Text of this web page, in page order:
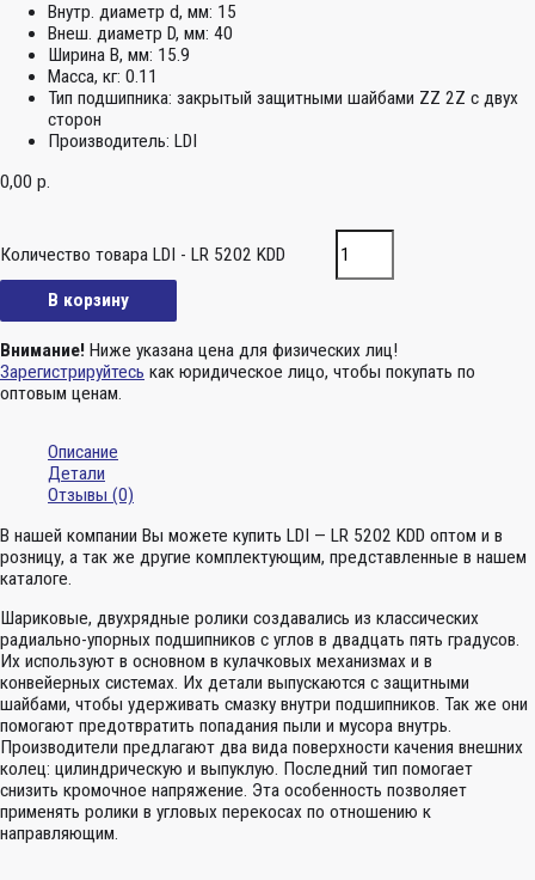
Внутр. диаметр d, мм: 15
Внеш. диаметр D, мм: 40
Ширина B, мм: 15.9
Масса, кг: 0.11
Тип подшипника: закрытый защитными шайбами ZZ 2Z c двух
сторон
Производитель: LDI
0,00 р.
Количество товара LDI - LR 5202 KDD
В корзину
Внимание! Ниже указана цена для физических лиц!
Зарегистрируйтесь как юридическое лицо, чтобы покупать по
оптовым ценам.
Описание
Детали
Отзывы (0)
В нашей компании Вы можете купить LDI — LR 5202 KDD оптом и в
розницу, а так же другие комплектующим, представленные в нашем
каталоге.
Шариковые, двухрядные ролики создавались из классических
радиально-упорных подшипников с углов в двадцать пять градусов.
Их используют в основном в кулачковых механизмах и в
конвейерных системах. Их детали выпускаются с защитными
шайбами, чтобы удерживать смазку внутри подшипников. Так же они
помогают предотвратить попадания пыли и мусора внутрь.
Производители предлагают два вида поверхности качения внешних
колец: цилиндрическую и выпуклую. Последний тип помогает
снизить кромочное напряжение. Эта особенность позволяет
применять ролики в угловых перекосах по отношению к
направляющим.